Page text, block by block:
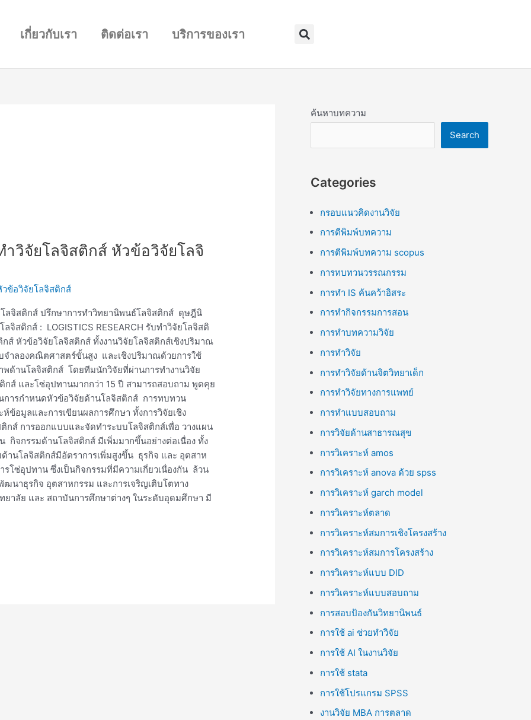
เกี่ยวกับเรา ติดต่อเรา บริการของเรา Search
วิจัยโลจิสติกส์ หัวข้อวิจัยโลจิ
ข้อวิจัยโลจิสติกส์
ลจิสติกส์ ปรึกษาการทำวิทยานิพนธ์โลจิสติกส์ ดุษฎีนิ
สติกส์ : LOGISTICS RESEARCH รับทำวิจัยโลจิสติ
ส์ หัวข้อวิจัยโลจิสติกส์ ทั้งงานวิจัยโลจิสติกส์เชิงปริมาณ
ำลองคณิตศาสตร์ขั้นสูง และเชิงปริมาณด้วยการใช้
ด้านโลจิสติกส์ โดยทีมนักวิจัยที่ผ่านการทำงานวิจัย
กส์ และโซ่อุปทานมากกว่า 15 ปี สามารถสอบถาม พูดคุย
การกำหนดหัวข้อวิจัยด้านโลจิสติกส์ การทบทวน
ข้อมูลและการเขียนผลการศึกษา ทั้งการวิจัยเชิง
ส์ การออกแบบและจัดทำระบบโลจิสติกส์เพื่อ วางแผน
กิจกรรมด้านโลจิสติกส์ มีเพิ่มมากขึ้นอย่างต่อเนื่อง ทั้ง
านโลจิสติกส์มีอัตราการเพิ่มสูงขึ้น ธุรกิจ และ อุตสาห
รโซ่อุปทาน ซึ่งเป็นกิจกรรมที่มีความเกี่ยวเนื่องกัน ล้วน
นาธุรกิจ อุตสาหกรรม และการเจริญเติบโตทาง
ยาลัย และ สถาบันการศึกษาต่างๆ ในระดับอุดมศึกษา มี
ค้นหาบทความ
Search
Categories
กรอบแนวคิดงานวิจัย
การตีพิมพ์บทความ
การตีพิมพ์บทความ scopus
การทบทวนวรรณกรรม
การทำ IS ค้นคว้าอิสระ
การทำกิจกรรมการสอน
การทำบทความวิจัย
การทำวิจัย
การทำวิจัยด้านจิตวิทยาเด็ก
การทำวิจัยทางการแพทย์
การทำแบบสอบถาม
การวิจัยด้านสาธารณสุข
การวิเคราะห์ amos
การวิเคราะห์ anova ด้วย spss
การวิเคราะห์ garch model
การวิเคราะห์ตลาด
การวิเคราะห์สมการเชิงโครงสร้าง
การวิเคราะห์สมการโครงสร้าง
การวิเคราะห์แบบ DID
การวิเคราะห์แบบสอบถาม
การสอบป้องกันวิทยานิพนธ์
การใช้ ai ช่วยทำวิจัย
การใช้ AI ในงานวิจัย
การใช้ stata
การใช้โปรแกรม SPSS
งานวิจัย MBA การตลาด